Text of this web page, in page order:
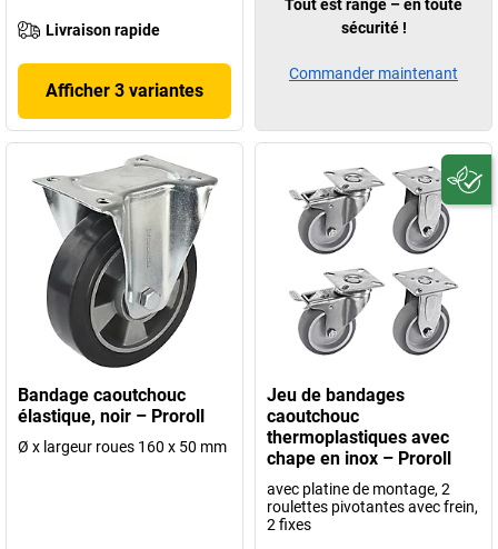
Livraison rapide
Afficher 3 variantes
Bandage caoutchouc
élastique, noir – Proroll
Ø x largeur roues 160 x 50 mm
Jeu de bandages
caoutchouc
thermoplastiques avec
chape en inox – Proroll
avec platine de montage, 2
roulettes pivotantes avec frein,
2 fixes
Tout est rangé – en toute
sécurité !
Commander maintenant